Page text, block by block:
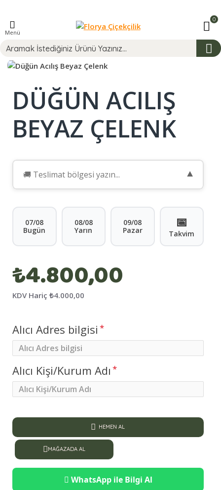
Menü
0
DÜĞÜN ACILIŞ
BEYAZ ÇELENK
▼
07/08
Bugün
08/08
Yarın
09/08
Pazar
📅
Takvim
₺4.800,00
KDV Hariç ₺4.000,00
Alıcı Adres bilgisi
Alıcı Kişi/Kurum Adı
HEMEN AL
MAĞAZADA AL
WhatsApp ile Bilgi Al